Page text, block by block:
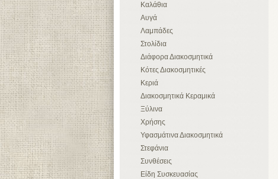
Καλάθια
Αυγά
Λαμπάδες
Στολίδια
Διάφορα Διακοσμητικά
Κότες Διακοσμητικές
Κεριά
Διακοσμητικά Κεραμικά
Ξύλινα
Χρήσης
Υφασμάτινα Διακοσμητικά
Στεφάνια
Συνθέσεις
Είδη Συσκευασίας